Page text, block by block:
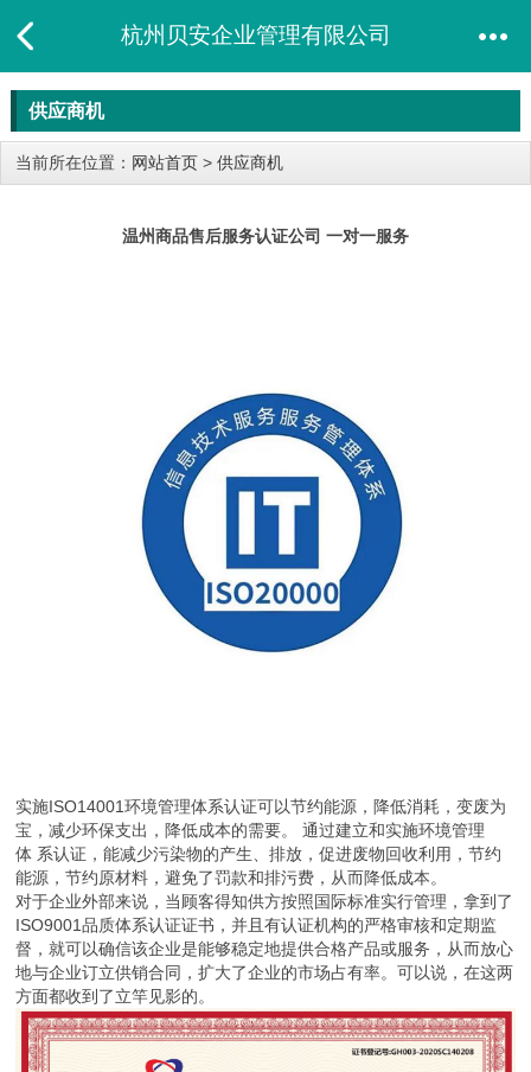
杭州贝安企业管理有限公司
供应商机
当前所在位置： 网站首页 > 供应商机
温州商品售后服务认证公司 一对一服务
实施ISO14001环境管理体系认证可以节约能源，降低消耗，变废为
宝，减少环保支出，降低成本的需要。 通过建立和实施环境管理
体 系认证，能减少污染物的产生、排放，促进废物回收利用，节约
能源，节约原材料，避免了罚款和排污费，从而降低成本。
对于企业外部来说，当顾客得知供方按照国际标准实行管理，拿到了
ISO9001品质体系认证证书，并且有认证机构的严格审核和定期监
督，就可以确信该企业是能够稳定地提供合格产品或服务，从而放心
地与企业订立供销合同，扩大了企业的市场占有率。可以说，在这两
方面都收到了立竿见影的。